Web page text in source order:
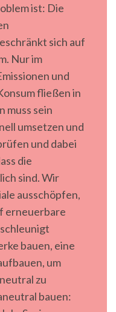
ist: Die
sich auf
Nur im
und
fließen in
muss sein
umsetzen und
und dabei
die
sind. Wir
ausschöpfen,
erneuerbare
bauen, eine
um
zu
bauen: